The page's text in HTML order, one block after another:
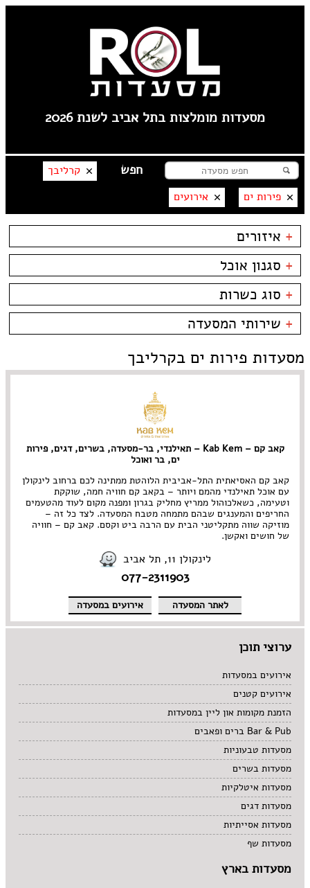
מסעדות מומלצות בתל אביב לשנת 2026
קרליבך
פירות ים
אירועים
+ איזורים
לילינבלום
תל אביב
פלורנטין
----
טיילת תל אביב
צפון תל אביב
צפון ישן
שוק הפשפשים
הארבעה • עזריאלי
נווה צדק • מתחם התחנה
נחלת בנימין
נמל תל אביב
מתחם שרונה
קריה
+ סגנון אוכל
בשרים
דגים
פירות ים
צרפתי
סושי
אירועים
בוכרי
ביסטרו
בית קפה
בר מסעדה
גורמה
גריל בר
גרוזיני
הודי
הופעות
חומוס
חלבי
טאפאס בר
יהודי
יווני
ים תיכוני
יפני
מרוקאי
מרקים
מתוקים
סנדוויץ' בר
פאב
פיוז'ן
פיצרייה
צמחוני/ טבעוני
רוסי
תאילנדי
+ סוג כשרות
כשרות
כשר למהדרין
+ שירותי המסעדה
משלוחים
מסעדות פירות ים בקרליבך
קאב קם – Kab Kem – תאילנדי, בר-מסעדה, בשרים, דגים, פירות
ים, בר ואוכל
קאב קם האסיאתית התל-אביבית הלוהטת ממתינה לכם ברחוב לינקולן
עם אוכל תאילנדי מהמם ויותר – בקאב קם חוויה חמה, שוקקת
וטעימה, כשאלכוהול ממריץ מחליק בגרון ומפנה מקום לעוד מהטעמים
החריפים והמענגים שבהם מתמחה מטבח המסעדה. לצד כל זה –
מוזיקה שווה מתקליטני הבית עם הרבה ביט וקסם. קאב קם – חוויה
של חושים ואקשן.
לינקולן 11, תל אביב
077-2311903
לאתר המסעדה אירועים במסעדה
ערוצי תוכן
אירועים במסעדות
אירועים קטנים
הזמנת מקומות און ליין במסעדות
Bar & Pub ברים ופאבים
מסעדות טבעוניות
מסעדות בשרים
מסעדות איטלקיות
מסעדות דגים
מסעדות אסייתיות
מסעדות שף
מסעדות בארץ